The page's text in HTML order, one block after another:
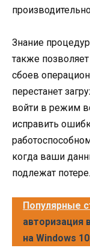
Знание
также
сбоев
перестанет
войти в режим
исправить
когда ваши
подлежат потере.
Популярные
авторизация
на Windows